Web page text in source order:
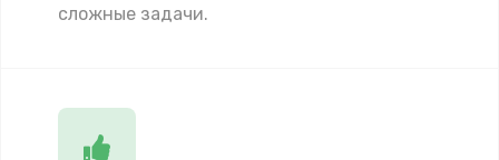
сложные задачи.